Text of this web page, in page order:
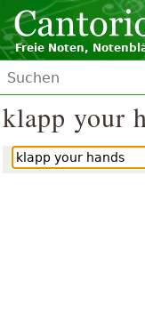
Freie Noten,
klapp your